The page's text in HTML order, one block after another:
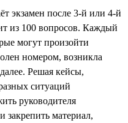
экзамен после 3-й или 4-й
из 100 вопросов. Каждый
могут произойти
номером, возникла
Решая кейсы,
ситуаций
руководителя
закрепить материал,